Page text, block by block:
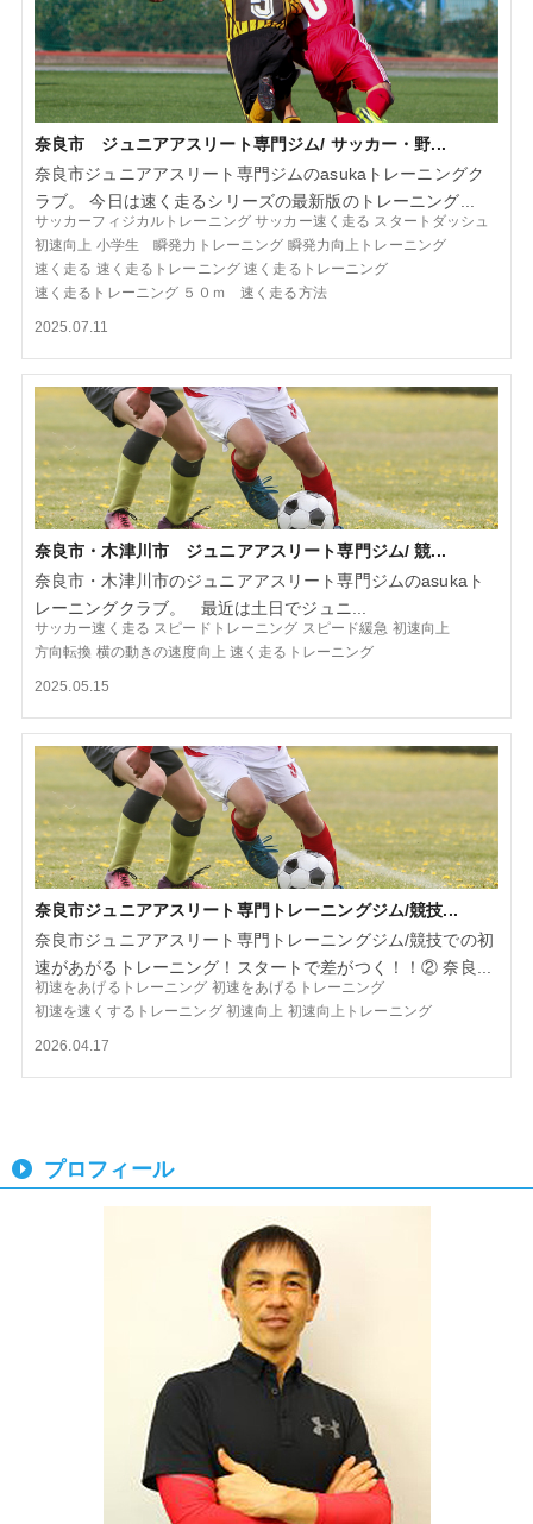
奈良市 ジュニアアスリート専門ジム/ サッカー・野...
奈良市ジュニアアスリート専門ジムのasukaトレーニングク
ラブ。 今日は速く走るシリーズの最新版のトレーニング...
サッカーフィジカルトレーニング サッカー速く走る スタートダッシュ
初速向上 小学生 瞬発力トレーニング 瞬発力向上トレーニング
速く走る 速く走るトレーニング 速く走るトレーニング
速く走るトレーニング ５０ｍ 速く走る方法
2025.07.11
奈良市・木津川市 ジュニアアスリート専門ジム/ 競...
奈良市・木津川市のジュニアアスリート専門ジムのasukaト
レーニングクラブ。 最近は土日でジュニ...
サッカー速く走る スピードトレーニング スピード緩急 初速向上
方向転換 横の動きの速度向上 速く走るトレーニング
2025.05.15
奈良市ジュニアアスリート専門トレーニングジム/競技...
奈良市ジュニアアスリート専門トレーニングジム/競技での初
速があがるトレーニング！スタートで差がつく！！② 奈良...
初速をあげるトレーニング 初速をあげるトレーニング
初速を速くするトレーニング 初速向上 初速向上トレーニング
2026.04.17
プロフィール